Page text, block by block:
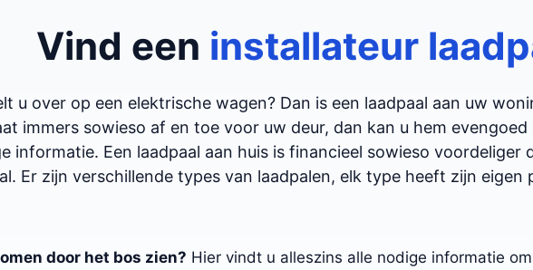
Vind een installateur
u over op een elektrische wagen? Dan is een laadpaal aan uw
immers sowieso af en toe voor uw deur, dan kan u hem
informatie. Een laadpaal aan huis is financieel sowieso voordeliger
Er zijn verschillende types van laadpalen, elk type heeft zijn eigen
door het bos zien? Hier vindt u alleszins alle nodige informatie